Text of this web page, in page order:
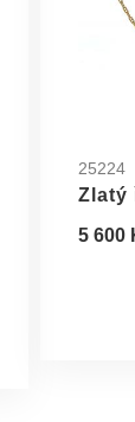
25224
Zlatý
5 600